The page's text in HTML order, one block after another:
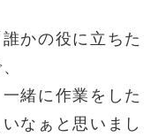
かの役に立ちた
緒に作業をした
なぁと思いまし